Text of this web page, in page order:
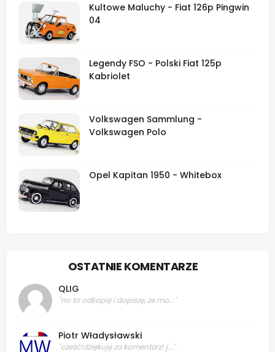
Kultowe Maluchy - Fiat 126p Pingwin
04
Legendy FSO - Polski Fiat 125p
Kabriolet
Volkswagen Sammlung -
Volkswagen Polo
Opel Kapitan 1950 - Whitebox
OSTATNIE KOMENTARZE
QLIG
"no to odkopię i dopiszę, że mo..."
Piotr Władysławski
"cześć!dziękuję za komentarz! j..."